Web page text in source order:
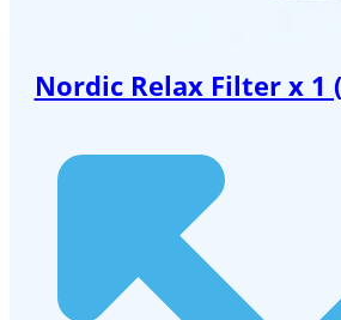
Nordic Relax Filter x 1